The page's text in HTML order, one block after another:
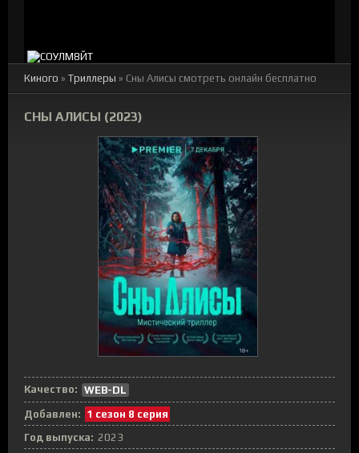
Киного » Триллеры » Сны Алисы смотреть онлайн бесплатно
СНЫ АЛИСЫ (2023)
Качество: WEB-DL
Добавлен: 1 сезон 8 серия
Год выпуска: 2023